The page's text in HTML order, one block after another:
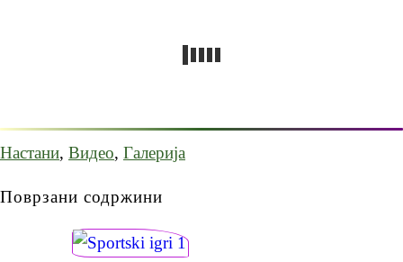
Настани, Видео, Галерија
Поврзани содржини